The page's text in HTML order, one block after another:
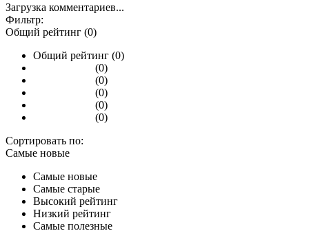
Загрузка комментариев...
Фильтр:
Общий рейтинг (0)
Общий рейтинг (0)
(0)
(0)
(0)
(0)
(0)
Сортировать по:
Самые новые
Самые новые
Самые старые
Высокий рейтинг
Низкий рейтинг
Самые полезные